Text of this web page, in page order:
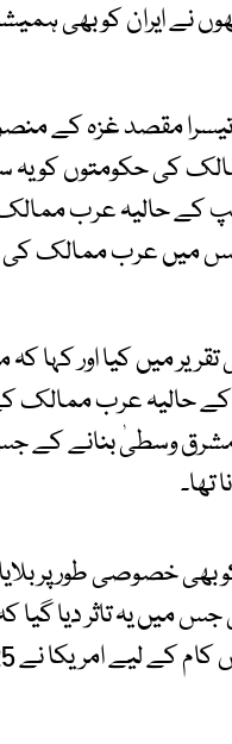
نے ایران کو بھی
مقصد غزہ کے
کی حکومتوں کو یہ
امریکی حکومت کا ساتھ دیں۔4۔ ٹرمپ
میں عرب ممالک کی
میں کیا اور کہا
کو تسلیم کر لے۔ 5۔ ٹرمپ کے
امریکی حکومت 2001 سے نیا مشرق
تھا۔
خصوصی طور پر بلایا
جس میں یہ تاثر دیا